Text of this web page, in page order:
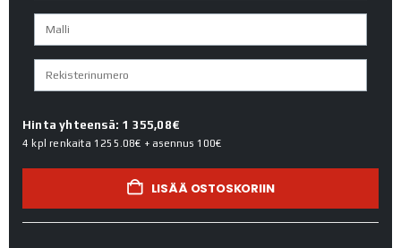
Hinta yhteensä: 1 355,08€
4 kpl renkaita 1255.08€ + asennus 100€
LISÄÄ OSTOSKORIIN